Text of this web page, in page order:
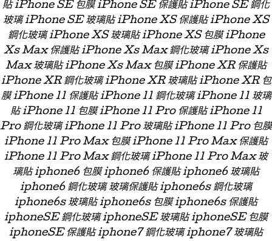
貼 iPhone SE 包膜 iPhone SE 保護貼 iPhone SE 鋼化
玻璃 iPhone SE 玻璃貼 iPhone XS 保護貼 iPhone XS
鋼化玻璃 iPhone XS 玻璃貼 iPhone XS 包膜 iPhone
Xs Max 保護貼 iPhone Xs Max 鋼化玻璃 iPhone Xs
Max 玻璃貼 iPhone Xs Max 包膜 iPhone XR 保護貼
iPhone XR 鋼化玻璃 iPhone XR 玻璃貼 iPhone XR 包
膜 iPhone 11 保護貼 iPhone 11 鋼化玻璃 iPhone 11 玻璃
貼 iPhone 11 包膜 iPhone 11 Pro 保護貼 iPhone 11
Pro 鋼化玻璃 iPhone 11 Pro 玻璃貼 iPhone 11 Pro 包膜
iPhone 11 Pro Max 包膜 iPhone 11 Pro Max 保護貼
iPhone 11 Pro Max 鋼化玻璃 iPhone 11 Pro Max 玻
璃貼 iphone6 包膜 iphone6 保護貼 iphone6 玻璃貼
iphone6 鋼化玻璃 玻璃保護貼 iphone6s 鋼化玻璃
iphone6s 玻璃貼 iphone6s 包膜 iphone6s 保護貼
iphoneSE 鋼化玻璃 iphoneSE 玻璃貼 iphoneSE 包膜
iphoneSE 保護貼 iphone7 鋼化玻璃 iphone7 玻璃貼